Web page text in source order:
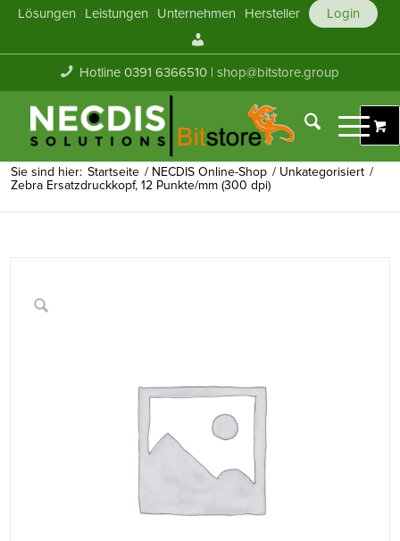
Lösungen Leistungen Unternehmen Hersteller
Login
Konto
Hotline 0391 6366510 |shop@bitstore.group
Sie sind hier: Startseite / NECDIS Online-Shop / Unkategorisiert /
Zebra Ersatzdruckkopf, 12 Punkte/mm (300 dpi)